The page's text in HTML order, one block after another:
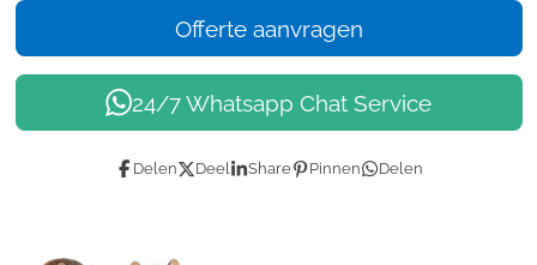
Offerte aanvragen
24/7 Whatsapp Chat Service
Delen Deel Share Pinnen Delen